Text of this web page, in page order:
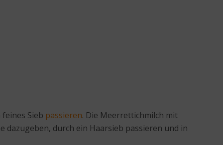
Sieb passieren. Die Meerrettichmilch mit
dazugeben, durch ein Haarsieb passieren und in